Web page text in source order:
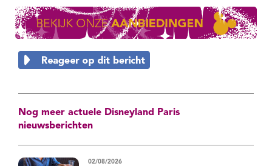
Nog meer actuele Disneyland Paris
nieuwsberichten
02/08/2026